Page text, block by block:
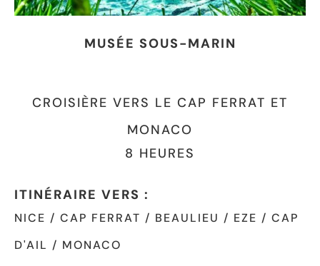
MUSÉE SOUS-MARIN
CROISIÈRE VERS LE CAP FERRAT ET
MONACO
8 HEURES
ITINÉRAIRE VERS :
NICE / CAP FERRAT / BEAULIEU / EZE / CAP
D'AIL / MONACO